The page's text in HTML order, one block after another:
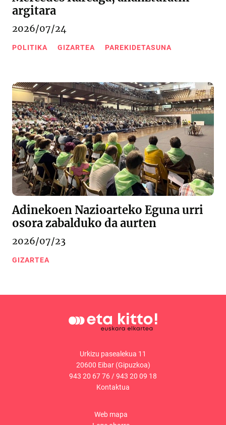
argitara
2026/07/24
POLITIKA GIZARTEA PAREKIDETASUNA
Adinekoen Nazioarteko Eguna urri
osora zabalduko da aurten
2026/07/23
GIZARTEA
Urkizu pasealekua 11
20600 Eibar (Gipuzkoa)
943 20 67 76/943 20 09 18
Kontaktua
Web mapa